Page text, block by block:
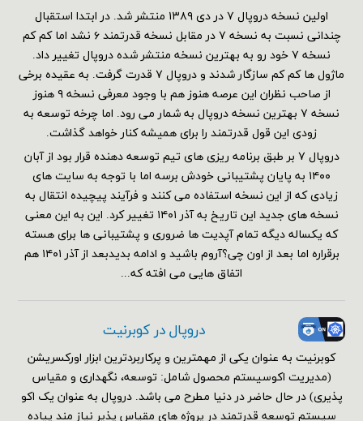
اولین نسخه دروپال ۷ در دی ۱۳۸۹ منتشر شد. در ابتدا استقبال
چندانی نسبت به نسخه ۷ در مقابل نسخه قدرتمند ۶ نشد اما کم کم
نسخه ۷ خود رو به بهترین نسخه منتشر شده دروپال تغییر داد.
ماژول ها کم کم سازگار شدند و دروپال ۷ قدرت گرفت. به عقیده برخی
از صاحب نظران این عرصه هنوز هم با وجود معرفی نسخه ۹ هنوز
نسخه ۷ بهترین نسخه دروپال به شمار می رود. اما چرخه توسعه به
زودی این قول قدرتمند را برای همیشه کنار خواهد گذاشت.
دروپال ۷ بر طبق برنامه ریزی های تیم توسعه دهنده قرار بود از آبان
۱۴۰۰ به پایان پشتیبانی خودش برسه اما با توجه به سایت های
زیادی که از این نسخه استفاده می کنند و فرآیند پیچیده انتقال به
نسخه های جدید این تاریخ به آذر ۱۴۰۱ تغییر کرد. این به این معنی
که یکساله دیگه تمام آپدیت ها ضروری و پشتیبانی ها برای هسته
برقراره اما بعد از اون چی؟آروم باشید و ادامه بدیدبعد از آذر ۱۴۰۱ هم
اتفاق هایی می افته که...
دروپال در کوبرنیت
کوبرنیت به عنوان یکی از مهمترین و پرکاربردترین ابزار اورکسریشن
(مدیریت اکوسیستم محصول شامل: توسعه، نگهداری و مقیاس
پذیری) در حال حاضر در دنیا مطرح می باشد. دروپال به عنوان یک اکو
سیستم توسعه قدرتمند در پروژه های مقیاس پذیر نیاز مند پیاده